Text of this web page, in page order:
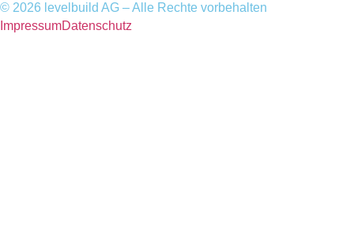
© 2026 levelbuild AG – Alle Rechte vorbehalten​
ImpressumDatenschutz